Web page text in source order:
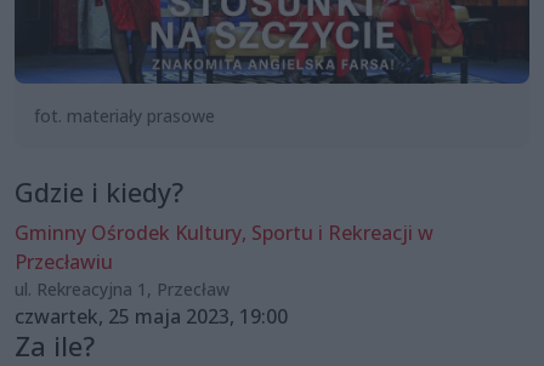
fot. materiały prasowe
Gdzie i kiedy?
Gminny Ośrodek Kultury, Sportu i Rekreacji w
Przecławiu
ul. Rekreacyjna 1, Przecław
czwartek, 25 maja 2023, 19:00
Za ile?